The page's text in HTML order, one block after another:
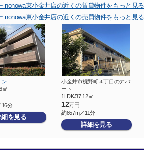
nonowa東小金井店の近くの賃貸物件をもっと見る
nonowa東小金井店の近くの売買物件をもっと見る
ン
㎡
16分
細を見る
小金井市梶野町４丁目のアパ
ート
1LDK/37.12㎡
12万円
約857m／11分
詳細を見る